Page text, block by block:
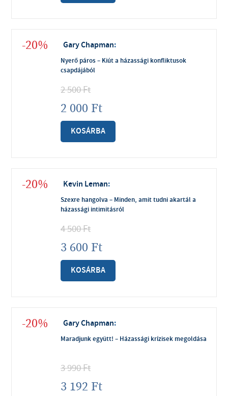
-20% Gary Chapman:
Nyerő páros – Kiút a házassági konfliktusok
csapdájából
2 500Ft
2 000 Ft
KOSÁRBA
-20% Kevin Leman:
Szexre hangolva – Minden, amit tudni akartál a
házassági intimitásról
4 500Ft
3 600 Ft
KOSÁRBA
-20% Gary Chapman:
Maradjunk együtt! – Házassági krízisek megoldása
3 990Ft
3 192 Ft